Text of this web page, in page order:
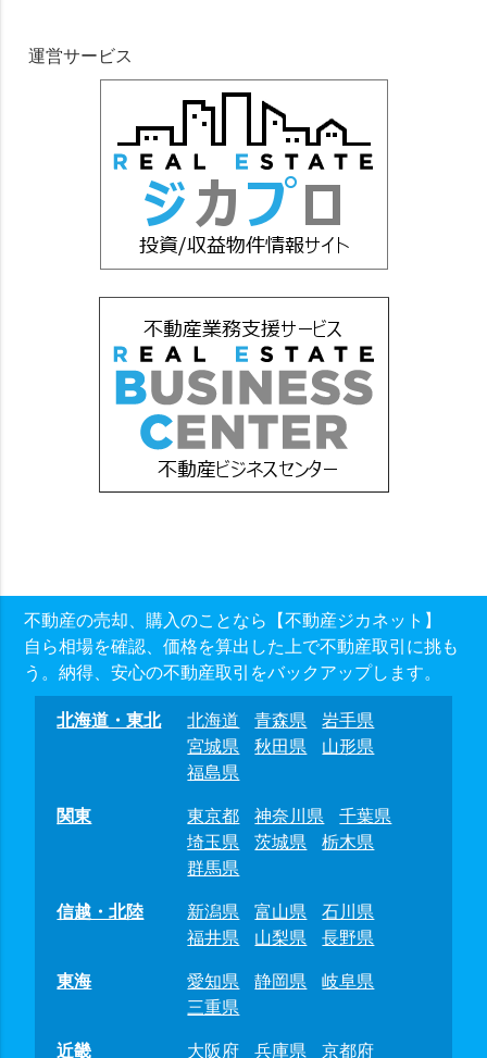
運営サービス
不動産の売却、購入のことなら【不動産ジカネット】
自ら相場を確認、価格を算出した上で不動産取引に挑も
う。納得、安心の不動産取引をバックアップします。
北海道・東北 北海道 青森県
岩手県
宮城県
秋田県
山形県
福島県
関東
東京都 神奈川県
千葉県
埼玉県
茨城県
栃木県
群馬県
信越・北陸
新潟県 富山県
石川県
福井県
山梨県
長野県
東海
愛知県 静岡県
岐阜県
三重県
近畿
大阪府 兵庫県 京都府